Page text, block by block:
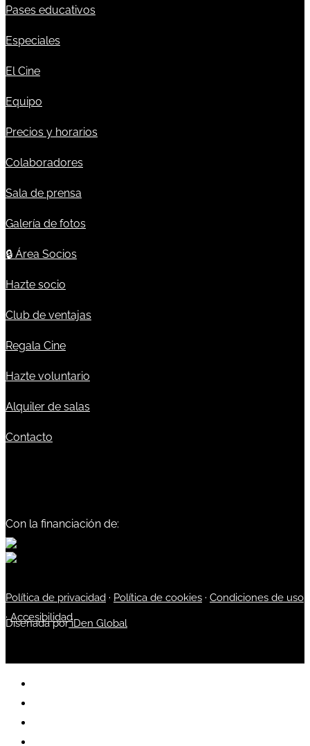
Pases educativos
Especiales
El Cine
Equipo
Precios y horarios
Colaboradores
Sala de prensa
Galería de fotos
🔒 Área Socios
Hazte socio
Club de ventajas
Regala Cine
Hazte voluntario
Alquiler de salas
Contacto
Con la financiación de:
Política de privacidad · Política de cookies · Condiciones de uso
·Accesibilidad
Diseñada poriDen Global